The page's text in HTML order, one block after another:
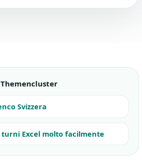
Svizzera
Excel molto facilmente